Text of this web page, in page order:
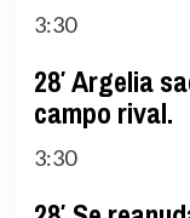
3:30
28′ Argelia
campo rival.
3:30